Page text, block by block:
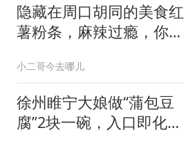
隐藏在周口胡同的美食红
薯粉条，麻辣过瘾，你来
小二哥今去哪儿
徐州睢宁大娘做“蒲包豆
腐”2块一碗，入口即化，